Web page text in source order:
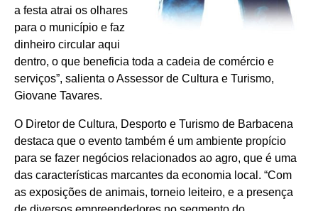
a festa atrai os olhares
para o município e faz
dinheiro circular aqui
dentro, o que beneficia toda a cadeia de comércio e
serviços”, salienta o Assessor de Cultura e Turismo,
Giovane Tavares.
O Diretor de Cultura, Desporto e Turismo de Barbacena
destaca que o evento também é um ambiente propício
para se fazer negócios relacionados ao agro, que é uma
das características marcantes da economia local. “Com
as exposições de animais, torneio leiteiro, e a presença